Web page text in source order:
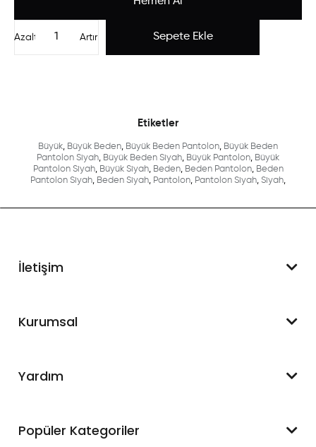
Artır
Azalt
Etiketler
Büyük, Büyük Beden, Büyük Beden Pantolon, Büyük Beden
Pantolon Siyah, Büyük Beden Siyah, Büyük Pantolon, Büyük
Pantolon Siyah, Büyük Siyah, Beden, Beden Pantolon, Beden
Pantolon Siyah, Beden Siyah, Pantolon, Pantolon Siyah, Siyah,
İletişim
WhatsApp Destek
Kurumsal
Hakkımızda
Blog
Yardım
Hesabım
Popüler Kategoriler